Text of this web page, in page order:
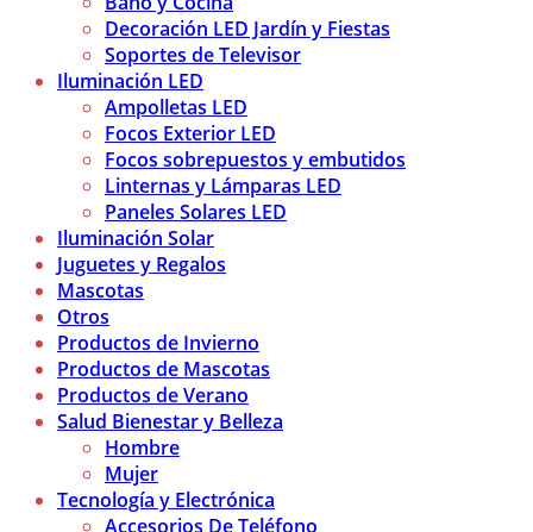
Decoración LED Jardín y Fiestas
Soportes de Televisor
Iluminación LED
Ampolletas LED
Focos Exterior LED
Focos sobrepuestos y embutidos
Linternas y Lámparas LED
Paneles Solares LED
Iluminación Solar
Juguetes y Regalos
Mascotas
Otros
Productos de Invierno
Productos de Mascotas
Productos de Verano
Salud Bienestar y Belleza
Hombre
Mujer
Tecnología y Electrónica
Accesorios De Teléfono